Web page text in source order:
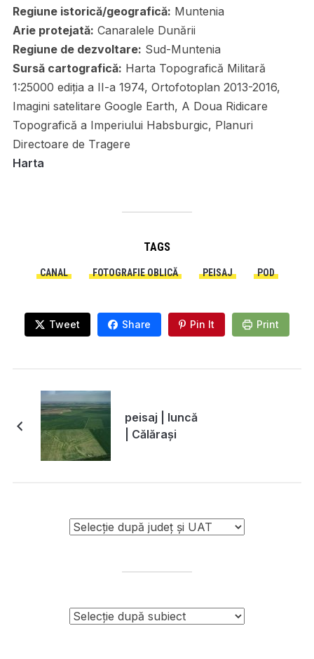
Regiune istorică/geografică: Muntenia
Arie protejată: Canaralele Dunării
Regiune de dezvoltare: Sud-Muntenia
Sursă cartografică: Harta Topografică Militară
1:25000 ediția a II-a 1974, Ortofotoplan 2013-2016,
Imagini satelitare Google Earth, A Doua Ridicare
Topografică a Imperiului Habsburgic, Planuri
Directoare de Tragere
Harta
TAGS
CANAL FOTOGRAFIE OBLICĂ PEISAJ POD
Tweet Share Pin It Print
peisaj | luncă
| Călărași